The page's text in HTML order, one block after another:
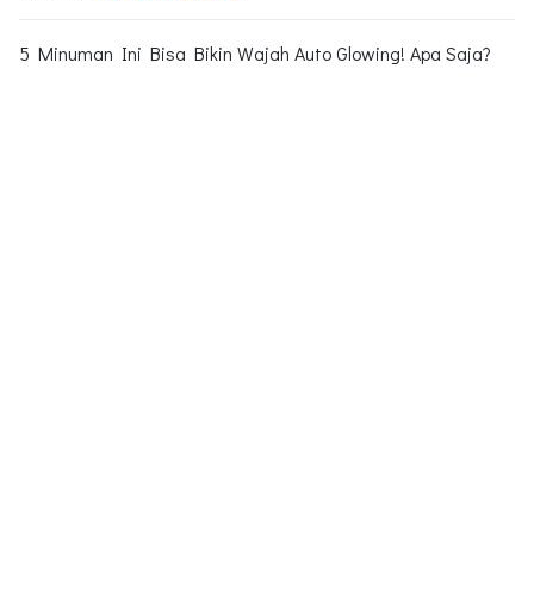
5 Minuman Ini Bisa Bikin Wajah Auto Glowing! Apa Saja?